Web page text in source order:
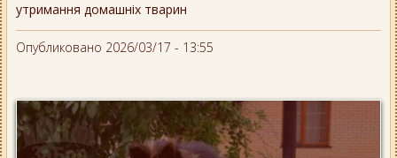
утримання домашніх тварин
Опубликовано 2026/03/17 - 13:55